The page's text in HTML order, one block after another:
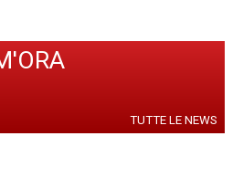
TUTTE LE NEWS